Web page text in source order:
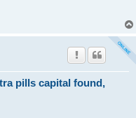
pills capital found,